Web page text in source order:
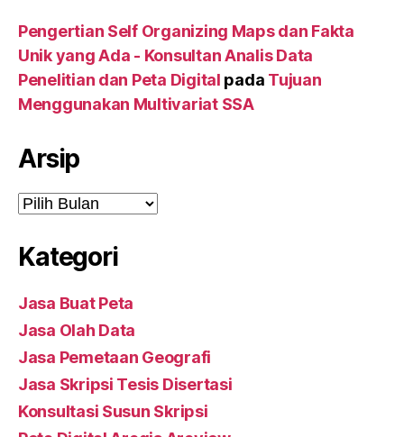
Pengertian Self Organizing Maps dan Fakta
Unik yang Ada - Konsultan Analis Data
Penelitian dan Peta Digital pada Tujuan
Menggunakan Multivariat SSA
Arsip
Arsip
Kategori
Jasa Buat Peta
Jasa Olah Data
Jasa Pemetaan Geografi
Jasa Skripsi Tesis Disertasi
Konsultasi Susun Skripsi